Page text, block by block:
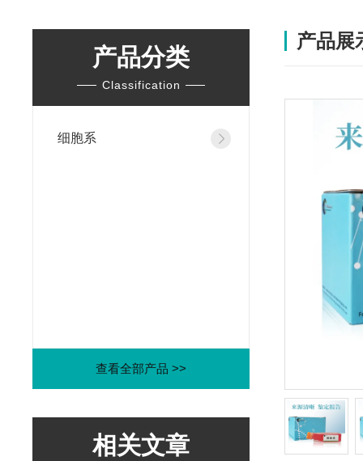
产品分类
Classification
细胞系
查看全部产品 >>
相关文章
产品展